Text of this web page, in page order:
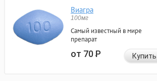
Виагра
100мг
Самый известный в мире
препарат
от 70Р Купить